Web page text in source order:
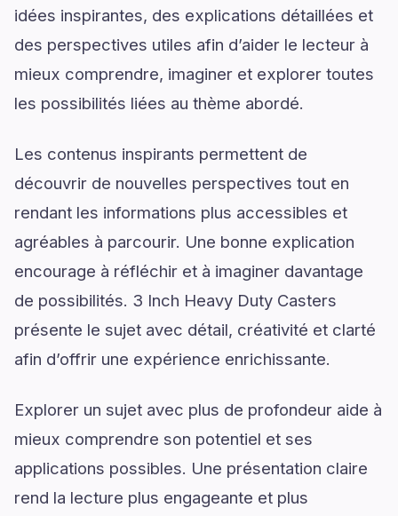
idées inspirantes, des explications détaillées et
des perspectives utiles afin d’aider le lecteur à
mieux comprendre, imaginer et explorer toutes
les possibilités liées au thème abordé.
Les contenus inspirants permettent de
découvrir de nouvelles perspectives tout en
rendant les informations plus accessibles et
agréables à parcourir. Une bonne explication
encourage à réfléchir et à imaginer davantage
de possibilités. 3 Inch Heavy Duty Casters
présente le sujet avec détail, créativité et clarté
afin d’offrir une expérience enrichissante.
Explorer un sujet avec plus de profondeur aide à
mieux comprendre son potentiel et ses
applications possibles. Une présentation claire
rend la lecture plus engageante et plus